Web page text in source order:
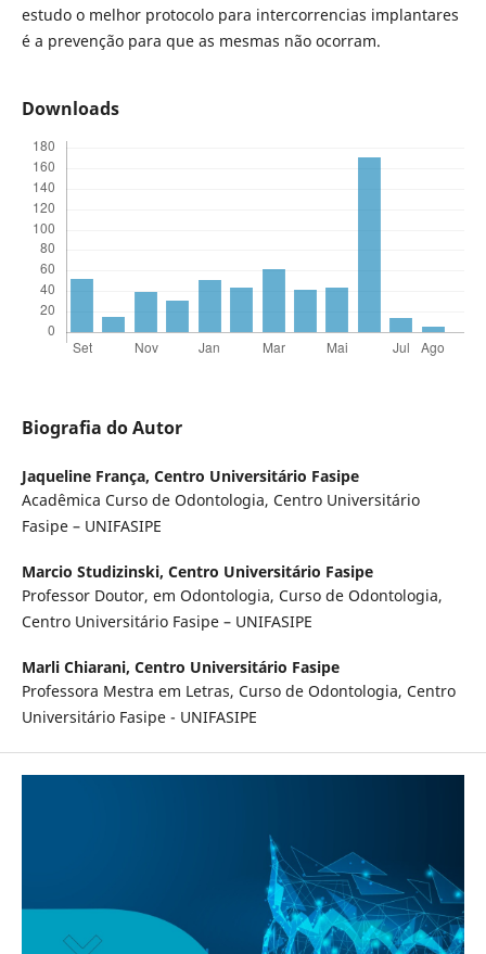
estudo o melhor protocolo para intercorrencias implantares
é a prevenção para que as mesmas não ocorram.
Downloads
Biografia do Autor
Jaqueline França, Centro Universitário Fasipe
Acadêmica Curso de Odontologia, Centro Universitário
Fasipe – UNIFASIPE
Marcio Studizinski, Centro Universitário Fasipe
Professor Doutor, em Odontologia, Curso de Odontologia,
Centro Universitário Fasipe – UNIFASIPE
Marli Chiarani, Centro Universitário Fasipe
Professora Mestra em Letras, Curso de Odontologia, Centro
Universitário Fasipe - UNIFASIPE